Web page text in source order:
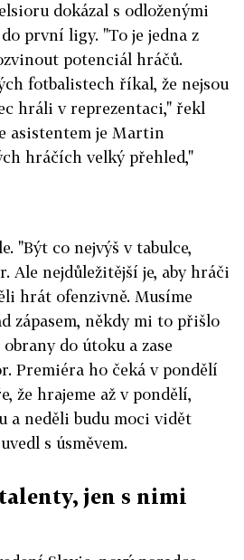
dokázal s odloženými
první ligy. "To je jedna z
potenciál hráčů.
fotbalistech říkal, že nejsou
hráli v reprezentaci," řekl
asistentem je Martin
hráčích velký přehled,"
"Být co nejvýš v tabulce,
Ale nejdůležitější je, aby hráči
hrát ofenzivně. Musíme
zápasem, někdy mi to přišlo
do útoku a zase
Premiéra ho čeká v pondělí
že hrajeme až v pondělí,
a neděli budu moci vidět
s úsměvem.
jen s nimi